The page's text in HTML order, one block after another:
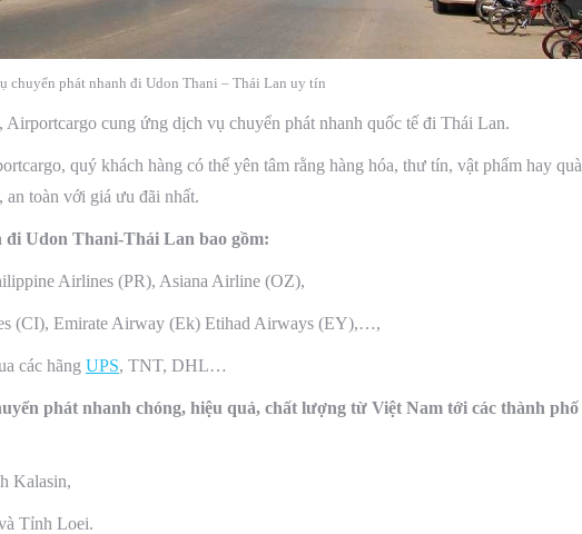
chuyển phát nhanh đi Udon Thani – Thái Lan uy tín
cung ứng dịch vụ chuyển phát nhanh quốc tế đi Thái Lan.
quý khách hàng có thể yên tâm rằng hàng hóa, thư tín, vật phẩm hay quà
toàn với giá ưu đãi nhất.
đi Udon Thani-Thái Lan bao gồm:
Airlines (PR), Asiana Airline (OZ),
(CI), Emirate Airway (Ek) Etihad Airways (EY),…,
các hãng UPS, TNT, DHL…
phát nhanh chóng, hiệu quả, chất lượng từ Việt Nam tới các thành phố
Kalasin,
Tỉnh Loei.